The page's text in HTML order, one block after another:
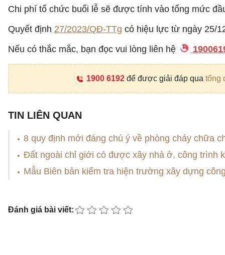
Chi phí tổ chức buổi lễ sẽ được tính vào tổng mức
Quyết định 27/2023/QĐ-TTg có hiệu lực từ ngày 25/
Nếu có thắc mắc, bạn đọc vui lòng liên hệ
1900 6192để được giải đáp qua tổng
TIN LIÊN QUAN
8 quy định mới đáng chú ý về phòng cháy chữa
Đất ngoài chỉ giới có được xây nhà ở, công trình
Mẫu Biên bản kiểm tra hiện trường xây dựng
Đánh giá bài viết: